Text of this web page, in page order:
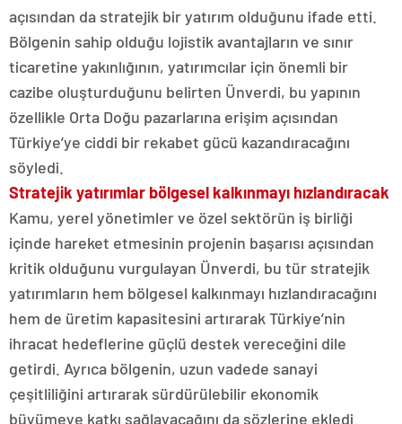
açısından da stratejik bir yatırım olduğunu ifade etti.
Bölgenin sahip olduğu lojistik avantajların ve sınır
ticaretine yakınlığının, yatırımcılar için önemli bir
cazibe oluşturduğunu belirten Ünverdi, bu yapının
özellikle Orta Doğu pazarlarına erişim açısından
Türkiye’ye ciddi bir rekabet gücü kazandıracağını
söyledi.
Stratejik yatırımlar bölgesel kalkınmayı hızlandıracak
Kamu, yerel yönetimler ve özel sektörün iş birliği
içinde hareket etmesinin projenin başarısı açısından
kritik olduğunu vurgulayan Ünverdi, bu tür stratejik
yatırımların hem bölgesel kalkınmayı hızlandıracağını
hem de üretim kapasitesini artırarak Türkiye’nin
ihracat hedeflerine güçlü destek vereceğini dile
getirdi. Ayrıca bölgenin, uzun vadede sanayi
çeşitliliğini artırarak sürdürülebilir ekonomik
büyümeye katkı sağlayacağını da sözlerine ekledi.